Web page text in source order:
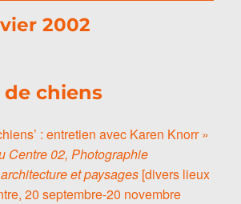
2002
chiens
: entretien avec Karen Knorr »
Centre 02, Photographie
et paysages [divers lieux
20 septembre-20 novembre